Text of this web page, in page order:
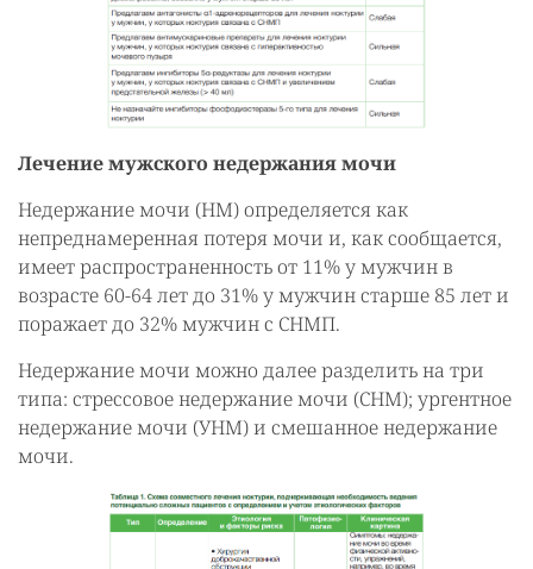
Лечение мужского недержания мочи
Недержание мочи (НМ) определяется как
непреднамеренная потеря мочи и, как сообщается,
имеет распространенность от 11% у мужчин в
возрасте 60-64 лет до 31% у мужчин старше 85 лет и
поражает до 32% мужчин с СНМП.
Недержание мочи можно далее разделить на три
типа: стрессовое недержание мочи (СНМ); ургентное
недержание мочи (УНМ) и смешанное недержание
мочи.